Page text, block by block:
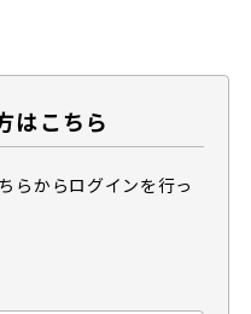
はこちら
らからログインを行っ